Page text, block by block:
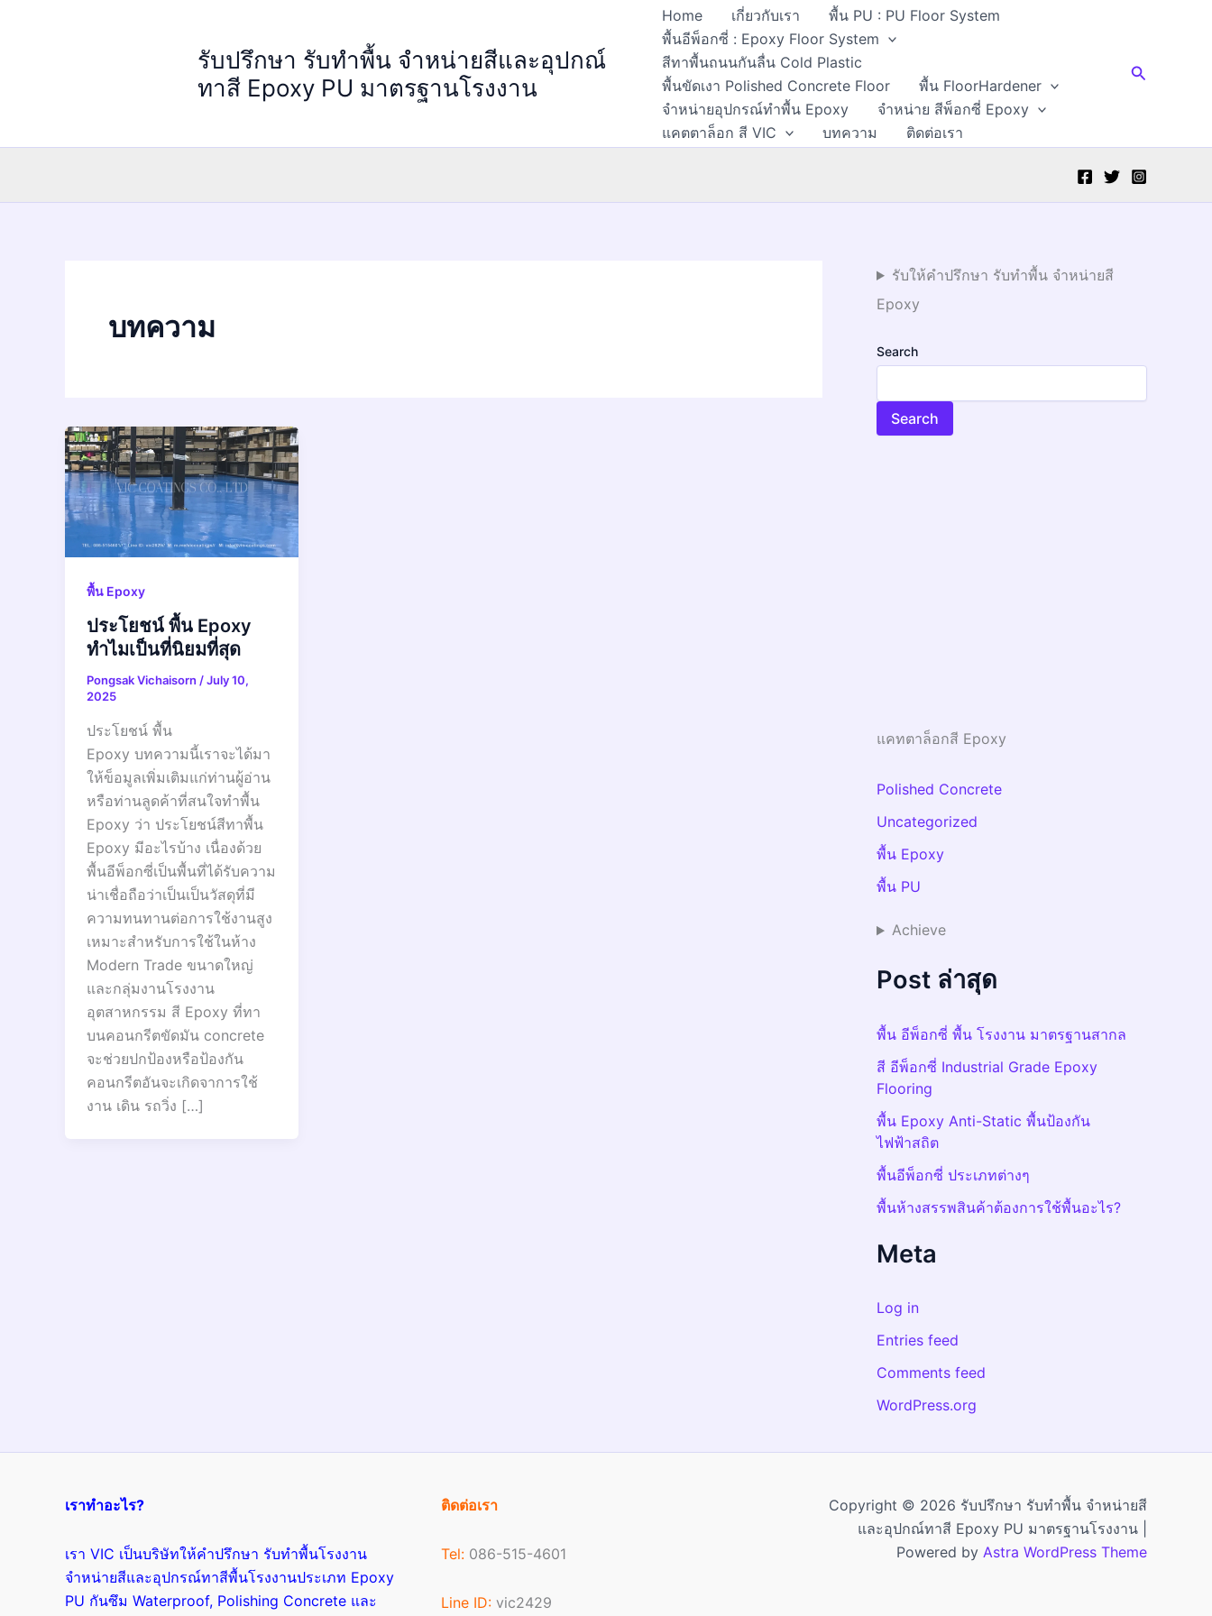
รับปรึกษา รับทำพื้น จำหน่ายสีและอุปกณ์
ทาสี Epoxy PU มาตรฐานโรงงาน
Home เกี่ยวกับเรา
พื้น PU : PU Floor System
พื้นอีพ็อกซี่ : Epoxy Floor System
สีทาพื้นถนนกันลื่น Cold Plastic
พื้นขัดเงา Polished Concrete Floor
พื้น FloorHardener
จำหน่ายอุปกรณ์ทำพื้น Epoxy
จำหน่าย สีพ็อกซี่ Epoxy
แคตตาล็อก สี VIC
บทความ ติดต่อเรา
Search
บทความ
พื้น Epoxy
ประโยชน์ พื้น Epoxy
ทำไมเป็นที่นิยมที่สุด
Pongsak Vichaisorn /July 10,
2025
ประโยชน์ พื้น
Epoxy บทความนี้เราจะได้มา
ให้ข็อมูลเพิ่มเติมแก่ท่านผู้อ่าน
หรือท่านลูดค้าที่สนใจทำพื้น
Epoxy ว่า ประโยชน์สีทาพื้น
Epoxy มีอะไรบ้าง เนื่องด้วย
พื้นอีพ็อกซี่เป็นพื้นที่ได้รับความ
น่าเชื่อถือว่าเป็นเป็นวัสดุที่มี
ความทนทานต่อการใช้งานสูง
เหมาะสำหรับการใช้ในห้าง
Modern Trade ขนาดใหญ่
และกลุ่มงานโรงงาน
อุตสาหกรรม สี Epoxy ที่ทา
บนคอนกรีตขัดมัน concrete
จะช่วยปกป้องหรือป้องกัน
คอนกรีตอันจะเกิดจาการใช้
งาน เดิน รถวิ่ง […]
รับให้คำปรึกษา รับทำพื้น จำหน่ายสี
Epoxy
Search
Search
แคทตาล็อกสี Epoxy
Polished Concrete
Uncategorized
พื้น Epoxy
พื้น PU
Achieve
Post ล่าสุด
พื้น อีพ็อกซี่ พื้น โรงงาน มาตรฐานสากล
สี อีพ็อกซี่ Industrial Grade Epoxy
Flooring
พื้น Epoxy Anti-Static พื้นป้องกัน
ไฟฟ้าสถิต
พื้นอีพ็อกซี่ ประเภทต่างๆ
พื้นห้างสรรพสินค้าต้องการใช้พื้นอะไร?
Meta
Log in
Entries feed
Comments feed
WordPress.org
เราทำอะไร?
เรา VIC เป็นบริษัทให้คำปรึกษา รับทำพื้นโรงงาน
จำหน่ายสีและอุปกรณ์ทาสีพื้นโรงงานประเภท Epoxy
PU กันซึม Waterproof, Polishing Concrete และ
ติดต่อเรา
Tel:086-515-4601
Line ID:vic2429
Copyright © 2026 รับปรึกษา รับทำพื้น จำหน่ายสี
และอุปกณ์ทาสี Epoxy PU มาตรฐานโรงงาน |
Powered by Astra WordPress Theme